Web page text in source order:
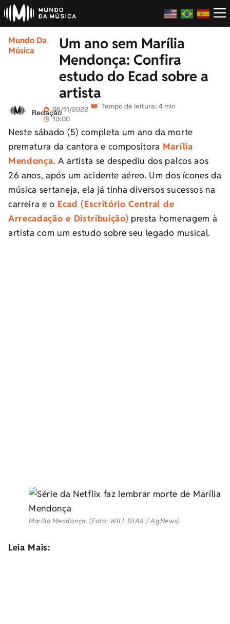
Mundo Da
Música
Um ano sem Marília
Mendonça: Confira
estudo do Ecad sobre a
artista
Redação05/11/2022
10:00
Tempo de leitura: 4 min
Neste sábado (5) completa um ano da morte
prematura da cantora e compositora Marília
Mendonça. A artista se despediu dos palcos aos
26 anos, após um acidente aéreo. Um dos ícones da
música sertaneja, ela já tinha diversos sucessos na
carreira e o Ecad (Escritório Central de
Arrecadação e Distribuição) presta homenagem à
artista com um estudo sobre seu legado musical.
Marília Mendonça. (Foto: WILL DIAS / AgNews)
Leia Mais: